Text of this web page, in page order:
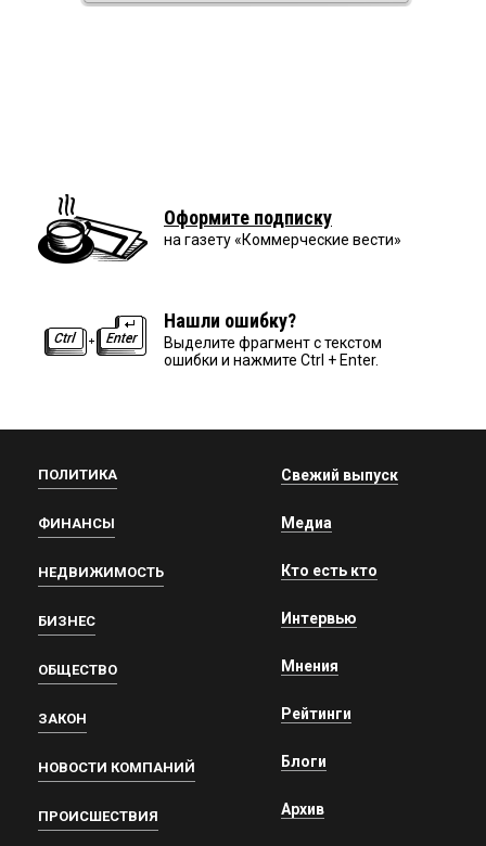
Оформите подписку
на газету «Коммерческие вести»
Нашли ошибку?
Выделите фрагмент с текстом
ошибки и нажмите Ctrl + Enter.
ПОЛИТИКА
ФИНАНСЫ
НЕДВИЖИМОСТЬ
БИЗНЕС
ОБЩЕСТВО
ЗАКОН
НОВОСТИ КОМПАНИЙ
ПРОИСШЕСТВИЯ
Свежий выпуск
Медиа
Кто есть кто
Интервью
Мнения
Рейтинги
Блоги
Архив